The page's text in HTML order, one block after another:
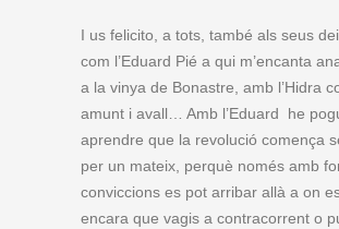
I us felicito, a tots, també als seus
com l’Eduard Pié a qui m’encanta
a la vinya de Bonastre, amb l’Hidra
amunt i avall… Amb l’Eduard he
aprendre que la revolució comença
per un mateix, perquè només amb
conviccions es pot arribar allà a on
encara que vagis a contracorrent o